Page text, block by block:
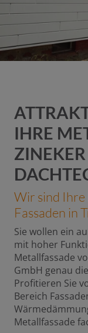
IHRE
Wir sind
Fassaden in
Sie wollen ein
mit hoher
Metallfassade
GmbH genau
Profitieren Sie
Bereich
Metallfassade